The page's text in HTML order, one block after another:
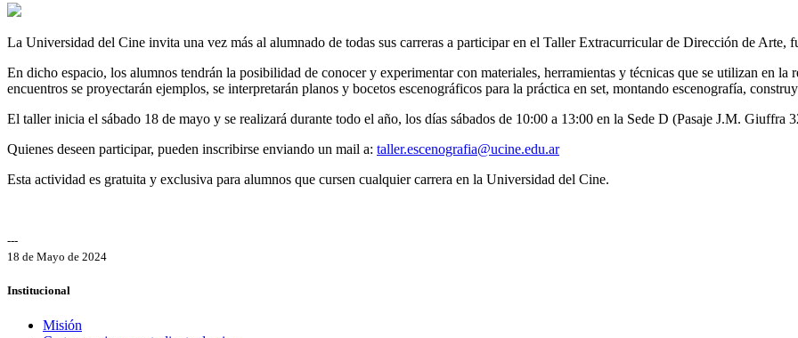
La Universidad del Cine invita una vez más al alumnado de todas sus carreras a participar en el Taller Extracurricular de Dirección de Arte,
En dicho espacio, los alumnos tendrán la posibilidad de conocer y experimentar con materiales, herramientas y técnicas que se utilizan en
encuentros se proyectarán ejemplos, se interpretarán planos y bocetos escenográficos para la práctica en set, montando escenografía,
El taller inicia el sábado 18 de mayo y se realizará durante todo el año, los días sábados de 10:00 a 13:00 en la Sede D (Pasaje J.M. Giuffra
Quienes deseen participar, pueden inscribirse enviando un mail a: taller.escenografia@ucine.edu.ar
Esta actividad es gratuita y exclusiva para alumnos que cursen cualquier carrera en la Universidad del Cine.
---
18 de Mayo de 2024
Institucional
Misión